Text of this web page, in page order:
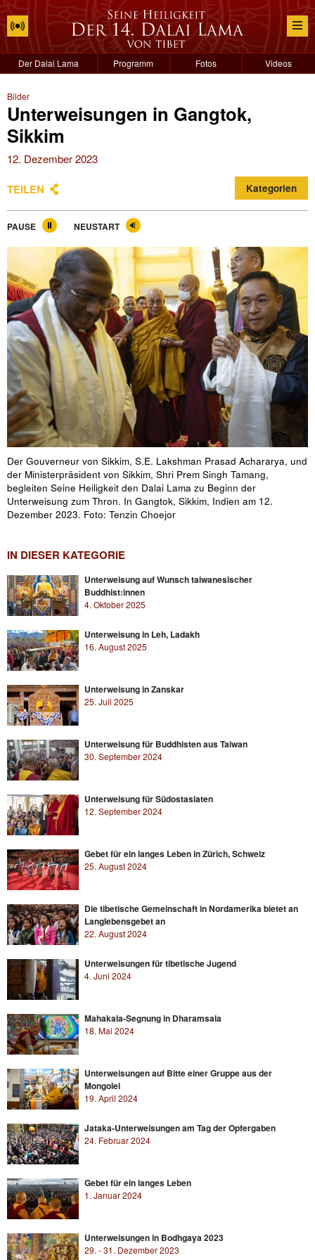
Der Dalai Lama Programm Fotos Videos
Bilder
Unterweisungen in Gangtok,
Sikkim
12. Dezember 2023
TEILEN Kategorien
PAUSE NEUSTART
Der Gouverneur von Sikkim, S.E. Lakshman Prasad Achararya, und
der Ministerpräsident von Sikkim, Shri Prem Singh Tamang,
begleiten Seine Heiligkeit den Dalai Lama zu Beginn der
Unterweisung zum Thron. In Gangtok, Sikkim, Indien am 12.
Dezember 2023. Foto: Tenzin Choejor
IN DIESER KATEGORIE
Unterweisung auf Wunsch taiwanesischer
Buddhist:innen
4. Oktober 2025
Unterweisung in Leh, Ladakh
16. August 2025
Unterweisung in Zanskar
25. Juli 2025
Unterweisung für Buddhisten aus Taiwan
30. September 2024
Unterweisung für Südostasiaten
12. September 2024
Gebet für ein langes Leben in Zürich, Schweiz
25. August 2024
Die tibetische Gemeinschaft in Nordamerika bietet an
Langlebensgebet an
22. August 2024
Unterweisungen für tibetische Jugend
4. Juni 2024
Mahakala-Segnung in Dharamsala
18. Mai 2024
Unterweisungen auf Bitte einer Gruppe aus der
Mongolei
19. April 2024
Jataka-Unterweisungen am Tag der Opfergaben
24. Februar 2024
Gebet für ein langes Leben
1. Januar 2024
Unterweisungen in Bodhgaya 2023
29. - 31. Dezember 2023